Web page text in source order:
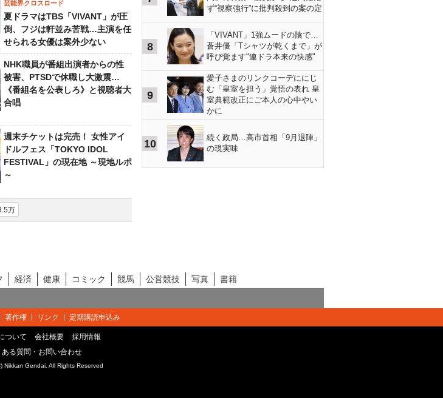
芸能界クロスロード
夏ドラマはTBS「VIVANT」が圧
倒、フジは軒並み苦戦…主演を任
せられる女優は案外少ない
NHK職員が番組出演者からの性
被害、PTSDで休職し大激震…
《番組名を公表しろ》と視聴者大
合唱
週末チケットは完売！ 女性アイ
ドルフェス「TOKYO IDOL
FESTIVAL」の現在地 ～現地ルポ
～
万
ず“視察強行”に批判殺到の案の定
8
「VIVANT」1強ムードの陰で…
蒼井優「Tシャツが乾くまで」が
呼び覚ます"連ドラ本来の快感"
9
愛子さまのリンクコーデににじ
む「皇室を担う」覚悟の表れ 皇
室典範改正にご本人の心中やい
かに
10
続く政局…高市首相「9月退陣」
の現実味
経済 健康 コミック 競馬 公営競技 写真
書籍
著作権 リンク 定期購読申込み
ついて 会社概要
採用情報
ある質問・お問い合わせ
Nikkan Gendai. All Rights Reserved